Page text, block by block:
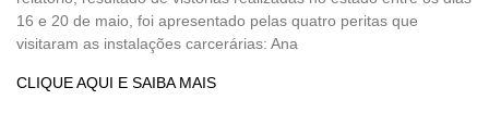
16 e 20 de maio, foi apresentado pelas quatro peritas que
visitaram as instalações carcerárias: Ana
CLIQUE AQUI E SAIBA MAIS